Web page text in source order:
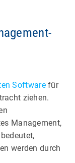
Softwarefür
ziehen.
Management,
werden durch